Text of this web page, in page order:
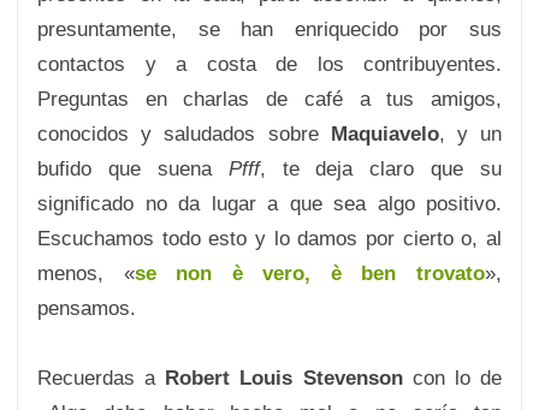
presuntamente, se han enriquecido por sus
contactos y a costa de los contribuyentes.
Preguntas en charlas de café a tus amigos,
conocidos y saludados sobre Maquiavelo, y un
bufido que suena Pfff, te deja claro que su
significado no da lugar a que sea algo positivo.
Escuchamos todo esto y lo damos por cierto o, al
menos, «se non è vero, è ben trovato»,
pensamos.
Recuerdas a Robert Louis Stevensoncon lo de